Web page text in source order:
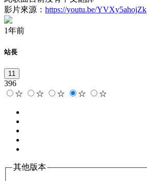
影片來源： https://youtu.be/YVXy5ahojZk
1年前
站長
11
396
☆
☆ ☆ ☆ ☆
其他版本